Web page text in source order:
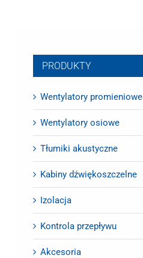
PRODUKTY
Wentylatory promieniowe
Wentylatory osiowe
Tłumiki akustyczne
Kabiny dźwiękoszczelne
Izolacja
Kontrola przepływu
Akcesoria